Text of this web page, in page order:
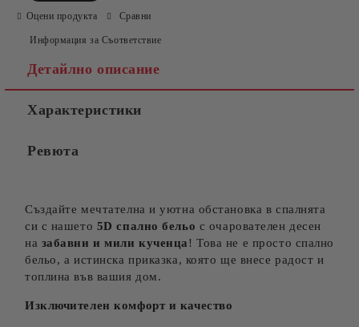
Ние ще се свържем с вас в рамките на работния ден.
Оцени продукта Сравни
Информация за Съответствие
Детайлно описание
Характеристики
Ревюта
Създайте мечтателна и уютна обстановка в спалнята
си с нашето 5D спално бельо с очарователен десен
на забавни и мили кученца! Това не е просто спално
бельо, а истинска приказка, която ще внесе радост и
топлина във вашия дом.
Изключителен комфорт и качество